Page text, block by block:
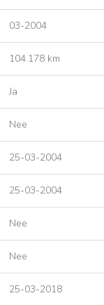
03-2004
104.178 km
Ja
Nee
25-03-2004
25-03-2004
Nee
Nee
25-03-2018